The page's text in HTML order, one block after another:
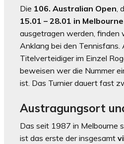
Die 106. Australian Open,
15.01 – 28.01 in
ausgetragen werden, finden
Anklang bei den
Titelverteidiger im Einzel
beweisen wer die Nummer
ist. Das Turnier dauert fast
Austragungsort
Das seit 1987 in Melbourne
ist das erste der insgesamt